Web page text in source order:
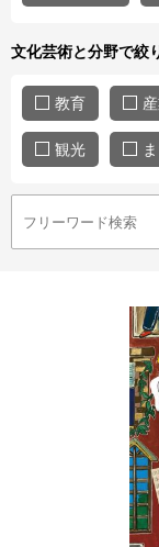
文化芸術と分野で絞
教育
観光